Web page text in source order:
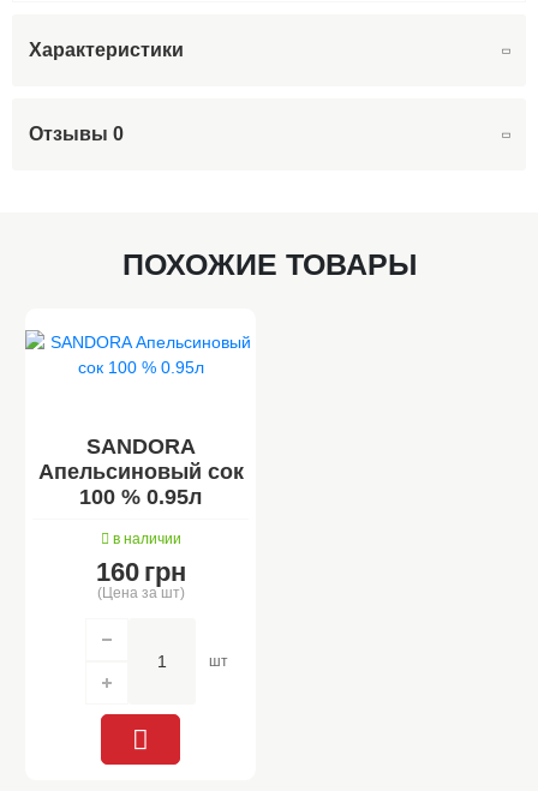
Характеристики
Отзывы 0
ПОХОЖИЕ ТОВАРЫ
SANDORA
Апельсиновый сок
100 % 0.95л
в наличии
160 грн
(Цена за шт)
шт